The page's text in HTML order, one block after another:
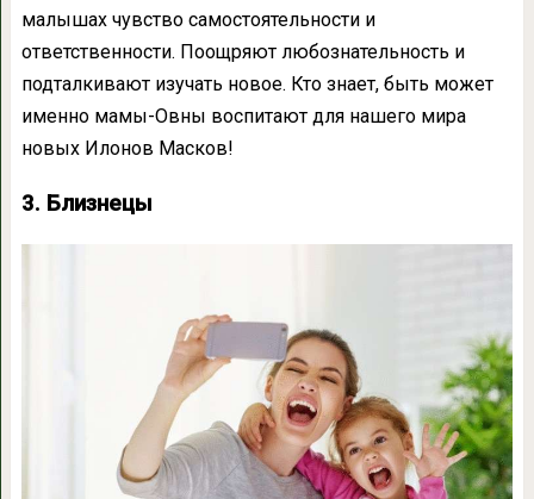
малышах чувство самостоятельности и
ответственности. Поощряют любознательность и
подталкивают изучать новое. Кто знает, быть может
именно мамы-Овны воспитают для нашего мира
новых Илонов Масков!
3. Близнецы